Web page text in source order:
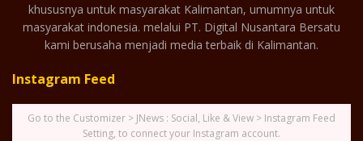
khususnya untuk masyarakat Kalimantan, umumnya untuk
masyarakat indonesia. melalui PT. Digital Nusantara Bersatu
kami berusaha menjadi media terbaik di Kalimantan.
Instagram Feed
Go to the Customizer > JNews : Social, Like & View > Instagram Feed
Setting, to connect your Instagram account.